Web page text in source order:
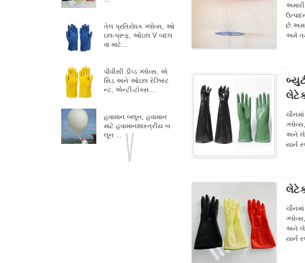
તેલ પ્રતિરોધક ગ્લોવ્સ, ઓ
ઇલ-પ્રૂફ, ઓઇલ V બદલ
વા માટે...
પીવીસી ડીપ્ડ ગ્લોવ્સ, એ
સિડ અને ઓઇલ રેઝિસ્ટ
ન્ટ, એન્ટી-ટોક્સ...
હવામાન બલૂન, હવામાન
માટે હવામાનશાસ્ત્રીય બ
લૂન ...
અમે
અને
યાર્ન
અને
યાર્ન